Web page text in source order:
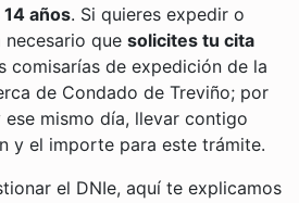
años. Si quieres expedir o
necesario que solicites tu cita
comisarías de expedición de la
de Condado de Treviño; por
mismo día, llevar contigo
y el importe para este trámite.
el DNIe, aquí te explicamos